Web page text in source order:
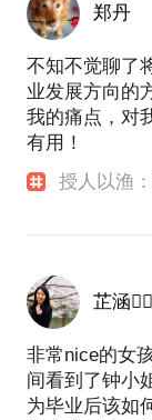
郑丹
不知不觉聊了
业发展方向的
我的痛点，对
有用！
授人以渔
芷涵
非常nice的女
间看到了钟小
为毕业后该如